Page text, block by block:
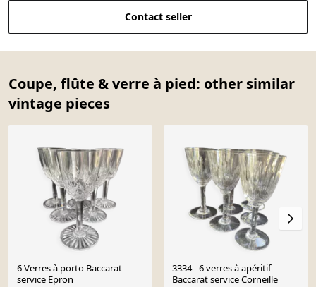
Contact seller
Coupe, flûte & verre à pied: other similar
vintage pieces
6 Verres à porto Baccarat
service Epron
3334 - 6 verres à apéritif
Baccarat service Corneille